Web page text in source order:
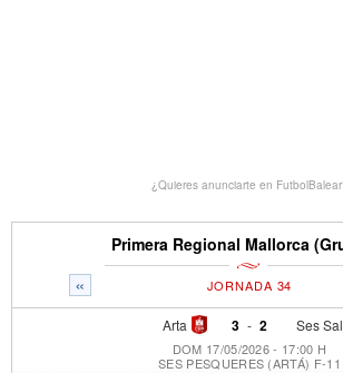
¿Quieres anunciarte en
Primera Regional Mallorca
« JORNADA 34
Arta 3 - Ses
2
DOM 17/05/2026 - 17:00 H
SES PESQUERES (ARTÁ) F-11